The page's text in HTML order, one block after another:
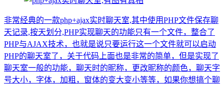
非常经典的一款php+ajax实时聊天室,其中使用PHP文件保存聊
天记录,按天划分,PHP实现聊天的功能只有一个文件，整合了
PHP与AJAX技术，也就是说只要运行这一个文件就可以启动
PHP的聊天室了，关于代码上面也是非常的简单，但是实现了
聊天室一般的功能，聊天时的昵称，更改昵称的颜色，聊天字
号大小，字体，加粗，窗体的变大变小等等，如果你想搞个聊